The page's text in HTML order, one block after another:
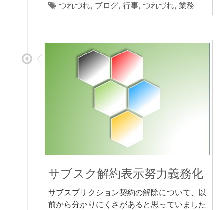
つれづれ, ブログ, 行事, つれづれ, 業務
サブスク解約表示努力義務化
サブスプリクション契約の解除について、以
前から分かりにくさがあると思っていました